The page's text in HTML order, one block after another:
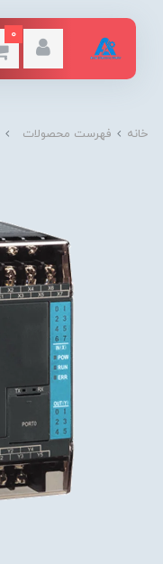
0
خانه فهرست محصولات